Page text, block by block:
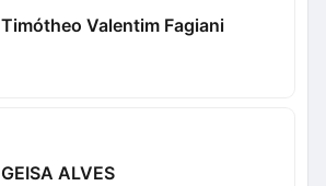
Timótheo Valentim Fagiani
GEISA ALVES